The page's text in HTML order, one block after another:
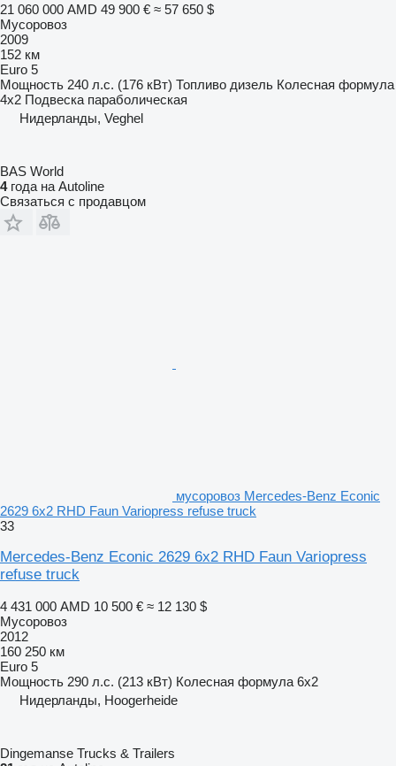
21 060 000 AMD 49 900 € ≈ 57 650 $
Мусоровоз
2009
152 км
Euro 5
Мощность 240 л.с. (176 кВт) Топливо дизель Колесная формула
4x2 Подвеска параболическая
Нидерланды, Veghel
BAS World
4года на Autoline
Связаться с продавцом
мусоровоз Mercedes-Benz Econic
2629 6x2 RHD Faun Variopress refuse truck
33
Mercedes-Benz Econic 2629 6x2 RHD Faun Variopress
refuse truck
4 431 000 AMD 10 500 € ≈ 12 130 $
Мусоровоз
2012
160 250 км
Euro 5
Мощность 290 л.с. (213 кВт) Колесная формула 6x2
Нидерланды, Hoogerheide
Dingemanse Trucks & Trailers